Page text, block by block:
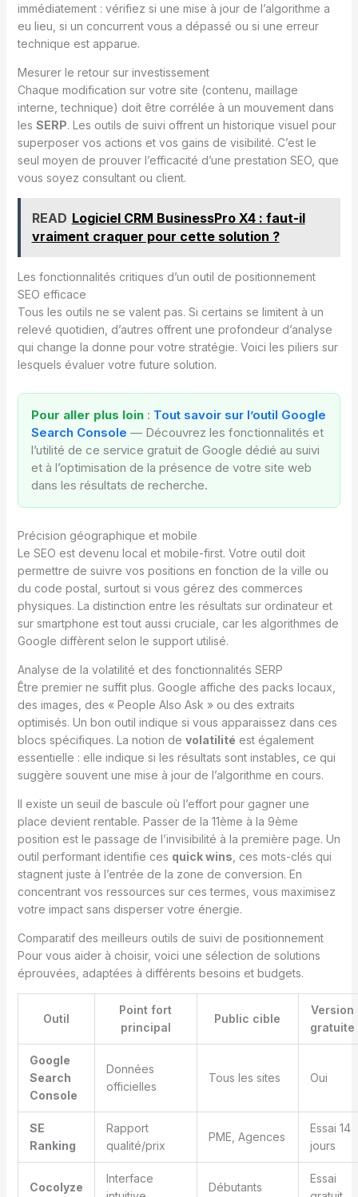
immédiatement : vérifiez si une mise à jour de l’algorithme a
eu lieu, si un concurrent vous a dépassé ou si une erreur
technique est apparue.
Mesurer le retour sur investissement
Chaque modification sur votre site (contenu, maillage
interne, technique) doit être corrélée à un mouvement dans
les SERP. Les outils de suivi offrent un historique visuel pour
superposer vos actions et vos gains de visibilité. C’est le
seul moyen de prouver l’efficacité d’une prestation SEO, que
vous soyez consultant ou client.
READ Logiciel CRM BusinessPro X4 : faut-il
vraiment craquer pour cette solution ?
Les fonctionnalités critiques d’un outil de positionnement
SEO efficace
Tous les outils ne se valent pas. Si certains se limitent à un
relevé quotidien, d’autres offrent une profondeur d’analyse
qui change la donne pour votre stratégie. Voici les piliers sur
lesquels évaluer votre future solution.
Pour aller plus loin: Tout savoir sur l’outil Google
Search Console — Découvrez les fonctionnalités et
l’utilité de ce service gratuit de Google dédié au suivi
et à l’optimisation de la présence de votre site web
dans les résultats de recherche.
Précision géographique et mobile
Le SEO est devenu local et mobile-first. Votre outil doit
permettre de suivre vos positions en fonction de la ville ou
du code postal, surtout si vous gérez des commerces
physiques. La distinction entre les résultats sur ordinateur et
sur smartphone est tout aussi cruciale, car les algorithmes de
Google diffèrent selon le support utilisé.
Analyse de la volatilité et des fonctionnalités SERP
Être premier ne suffit plus. Google affiche des packs locaux,
des images, des « People Also Ask » ou des extraits
optimisés. Un bon outil indique si vous apparaissez dans ces
blocs spécifiques. La notion de volatilité est également
essentielle : elle indique si les résultats sont instables, ce qui
suggère souvent une mise à jour de l’algorithme en cours.
Il existe un seuil de bascule où l’effort pour gagner une
place devient rentable. Passer de la 11ème à la 9ème
position est le passage de l’invisibilité à la première page. Un
outil performant identifie ces quick wins , ces mots-clés qui
stagnent juste à l’entrée de la zone de conversion. En
concentrant vos ressources sur ces termes, vous maximisez
votre impact sans disperser votre énergie.
Comparatif des meilleurs outils de suivi de positionnement
Pour vous aider à choisir, voici une sélection de solutions
éprouvées, adaptées à différents besoins et budgets.
Outil
Point fort
principal
Public cible
Version
gratuite
Google
Search
Console
Données
officielles
Tous les sites Oui
SE
Ranking
Rapport
qualité/prix
PME, Agences
Essai 14
jours
Cocolyze
Interface
Débutants
Essai